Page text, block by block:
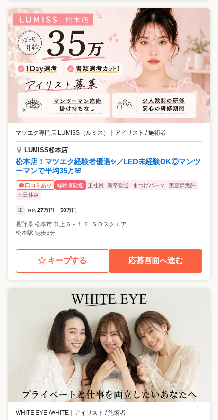
マツエク専門店 LUMISS（ルミス） アイリスト / 施術者
LUMISS松本店
松本店！マツエク経験者優遇✨／LED未経験OK◎マンツ
ーマンで平均35万🌸
口コミあり 経験者歓迎 正社員 新卒歓迎 まつげパーマ
美容師免許
土日休み
正 月給 27万円 ~ 50万円
長野県 松本市 巾上６－１２ ＳＤスクエア
松本駅 徒歩3分
キープする 応募画面へ進む
WHITE EYE /WHITE アイリスト / 施術者